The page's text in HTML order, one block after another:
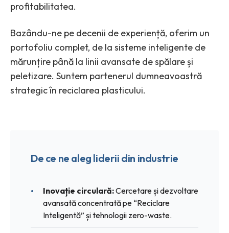
profitabilitatea.
Bazându-ne pe decenii de experiență, oferim un
portofoliu complet, de la sisteme inteligente de
mărunțire până la linii avansate de spălare și
peletizare. Suntem partenerul dumneavoastră
strategic în reciclarea plasticului.
De ce ne aleg liderii din industrie
Inovație circulară:Cercetare și dezvoltare
avansată concentrată pe “Reciclare
Inteligentă” și tehnologii zero-waste.